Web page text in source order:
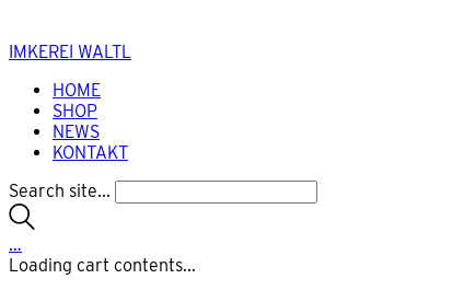
IMKEREI WALTL
HOME
SHOP
NEWS
KONTAKT
Search site...
…
Loading cart contents...